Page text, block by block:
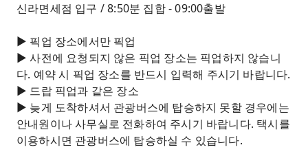
신라면세점 입구 / 8:50분 집합 - 09:00출발
▶ 픽업 장소에서만 픽업
▶ 사전에 요청되지 않은 픽업 장소는 픽업하지 않습니
다. 예약 시 픽업 장소를 반드시 입력해 주시기 바랍니다.
▶ 드랍 픽업과 같은 장소
▶ 늦게 도착하셔서 관광버스에 탑승하지 못할 경우에는
안내원이나 사무실로 전화하여 주시기 바랍니다. 택시를
이용하시면 관광버스에 탑승하실 수 있습니다.